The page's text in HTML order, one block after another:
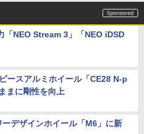
NEO Stream 3」「NEO iDSD
ースアルミホイール「CE28 N-p
まに剛性を向上
ーデザインホイール「M6」に新